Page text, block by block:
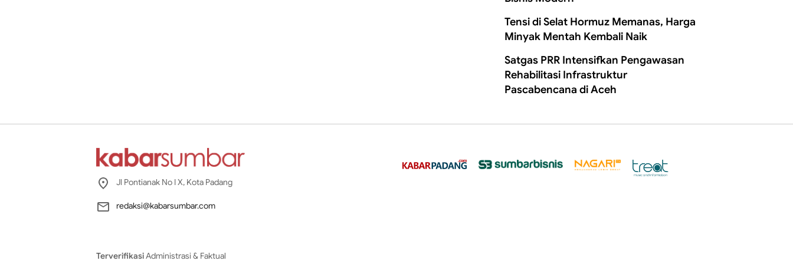
Tensi di Selat Hormuz Memanas, Harga
Minyak Mentah Kembali Naik
Satgas PRR Intensifkan Pengawasan
Rehabilitasi Infrastruktur
Pascabencana di Aceh
Jl Pontianak No I X, Kota Padang
redaksi@kabarsumbar.com
TerverifikasiAdministrasi & Faktual